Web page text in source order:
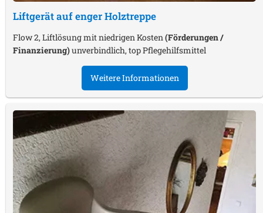
Liftgerät auf enger Holztreppe
Flow 2, Liftlösung mit niedrigen Kosten (Förderungen /
Finanzierung)unverbindlich, top Pflegehilfsmittel
Weitere Informationen